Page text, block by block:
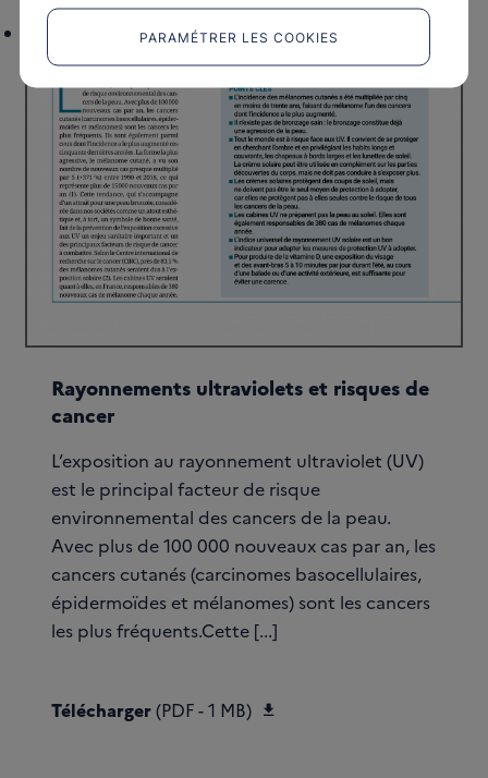
Rayonnements ultraviolets et risques de
cancer
L’exposition au rayonnement ultraviolet (UV)
est le principal facteur de risque
environnemental des cancers de la peau.
Avec plus de 100 000 nouveaux cas par an, les
cancers cutanés (carcinomes basocellulaires,
épidermoïdes et mélanomes) sont les cancers
les plus fréquents.Cette [...]
Télécharger(PDF - 1 MB)
PARAMÉTRER LES COOKIES